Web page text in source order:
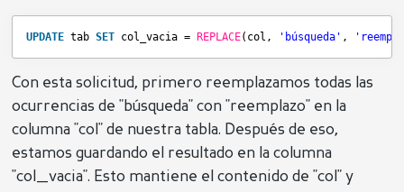
UPDATE tab SET col_vacia = REPLACE(col, 'búsqueda' ,
Con esta solicitud, primero reemplazamos todas las
ocurrencias de "búsqueda" con "reemplazo" en la
columna "col" de nuestra tabla. Después de eso,
estamos guardando el resultado en la columna
"col_vacia". Esto mantiene el contenido de "col" y